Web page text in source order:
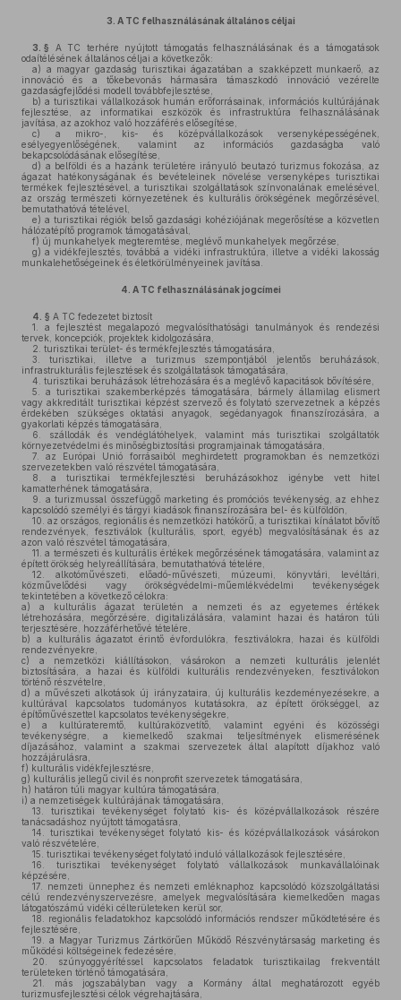
3. A TC felhasználásának általános céljai
3. § A TC terhére nyújtott támogatás felhasználásának és a támogatások
odaítélésének általános céljai a következők:
a) a magyar gazdaság turisztikai ágazatában a szakképzett munkaerő, az
innováció és a tőkebevonás hármasára támaszkodó innováció vezérelte
gazdaságfejlődési modell továbbfejlesztése,
b) a turisztikai vállalkozások humán erőforrásainak, információs kultúrájának
fejlesztése, az informatikai eszközök és infrastruktúra felhasználásának
javítása, az azokhoz való hozzáférés elősegítése,
c) a mikro-, kis- és középvállalkozások versenyképességének,
esélyegyenlőségének, valamint az információs gazdaságba való
bekapcsolódásának elősegítése,
d) a belföldi és a hazánk területére irányuló beutazó turizmus fokozása, az
ágazat hatékonyságának és bevételeinek növelése versenyképes turisztikai
termékek fejlesztésével, a turisztikai szolgáltatások színvonalának emelésével,
az ország természeti környezetének és kulturális örökségének megőrzésével,
bemutathatóvá tételével,
e) a turisztikai régiók belső gazdasági kohéziójának megerősítése a közvetlen
hálózatépítő programok támogatásával,
f) új munkahelyek megteremtése, meglévő munkahelyek megőrzése,
g) a vidékfejlesztés, továbbá a vidéki infrastruktúra, illetve a vidéki lakosság
munkalehetőségeinek és életkörülményeinek javítása.
4. A TC felhasználásának jogcímei
4. § A TC fedezetet biztosít
1.
a fejlesztést megalapozó megvalósíthatósági tanulmányok és rendezési
tervek, koncepciók, projektek kidolgozására,
2. turisztikai terület- és termékfejlesztés támogatására,
3.
turisztikai, illetve a turizmus szempontjából jelentős beruházások,
infrastrukturális fejlesztések és szolgáltatások támogatására,
4. turisztikai beruházások létrehozására és a meglévő kapacitások bővítésére,
5.
a turisztikai szakemberképzés támogatására, bármely államilag elismert
vagy akkreditált turisztikai képzést szervező és folytató szervezetnek a képzés
érdekében szükséges oktatási anyagok, segédanyagok finanszírozására, a
gyakorlati képzés támogatására,
6.
szállodák és vendéglátóhelyek, valamint más turisztikai szolgáltatók
környezetvédelmi és minőségbiztosítási programjainak támogatására,
7.
az Európai Unió forrásaiból meghirdetett programokban és nemzetközi
szervezetekben való részvétel támogatására,
8.
a turisztikai termékfejlesztési beruházásokhoz igénybe vett hitel
kamatterhének támogatására,
9.
a turizmussal összefüggő marketing és promóciós tevékenység, az ehhez
kapcsolódó személyi és tárgyi kiadások finanszírozására bel- és külföldön,
10. az országos, regionális és nemzetközi hatókörű, a turisztikai kínálatot bővítő
rendezvények, fesztiválok (kulturális, sport, egyéb) megvalósításának és az
azon való részvétel támogatására,
11. a természeti és kulturális értékek megőrzésének támogatására, valamint az
épített örökség helyreállítására, bemutathatóvá tételére,
12.
alkotóművészeti, előadó-művészeti, múzeumi, könyvtári, levéltári,
közművelődési vagy örökségvédelmi-műemlékvédelmi tevékenységek
tekintetében a következő célokra:
a) a kulturális ágazat területén a nemzeti és az egyetemes értékek
létrehozására, megőrzésére, digitalizálására, valamint hazai és határon túli
terjesztésére, hozzáférhetővé tételére,
b) a kulturális ágazatot érintő évfordulókra, fesztiválokra, hazai és külföldi
rendezvényekre,
c) a nemzetközi kiállításokon, vásárokon a nemzeti kulturális jelenlét
biztosítására, a hazai és külföldi kulturális rendezvényeken, fesztiválokon
történő részvételre,
d) a művészeti alkotások új irányzataira, új kulturális kezdeményezésekre, a
kultúrával kapcsolatos tudományos kutatásokra, az épített örökséggel, az
építőművészettel kapcsolatos tevékenységekre,
e) a kultúrateremtő, kultúraközvetítő, valamint egyéni és közösségi
tevékenységre, a kiemelkedő szakmai teljesítmények elismerésének
díjazásához, valamint a szakmai szervezetek által alapított díjakhoz való
hozzájárulásra,
f) kulturális vidékfejlesztésre,
g) kulturális jellegű civil és nonprofit szervezetek támogatására,
h) határon túli magyar kultúra támogatására,
i) a nemzetiségek kultúrájának támogatására,
13.
turisztikai tevékenységet folytató kis- és középvállalkozások részére
tanácsadáshoz nyújtott támogatásra,
14.
turisztikai tevékenységet folytató kis- és középvállalkozások vásárokon
való részvételére,
15. turisztikai tevékenységet folytató induló vállalkozások fejlesztésére,
16.
turisztikai tevékenységet folytató vállalkozások munkavállalóinak
képzésére,
17.
nemzeti ünnephez és nemzeti emléknaphoz kapcsolódó közszolgáltatási
célú rendezvényszervezésre, amelyek megvalósítására kiemelkedően magas
látogatószámú vidéki célterületeken kerül sor,
18.
regionális feladatokhoz kapcsolódó információs rendszer működtetésére és
fejlesztésére,
19.
a Magyar Turizmus Zártkörűen Működő Részvénytársaság marketing és
működési költségeinek fedezésére,
20.
szúnyoggyérítéssel kapcsolatos feladatok turisztikailag frekventált
területeken történő támogatására,
21.
más jogszabályban vagy a Kormány által meghatározott egyéb
turizmusfejlesztési célok végrehajtására,